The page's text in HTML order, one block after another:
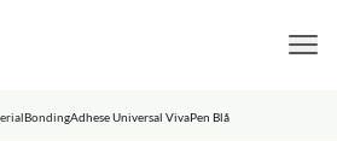
BondingAdhese Universal VivaPen Blå